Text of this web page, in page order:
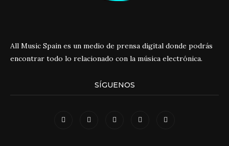
All Music Spain es un medio de prensa digital donde podrás
encontrar todo lo relacionado con la música electrónica.
SÍGUENOS